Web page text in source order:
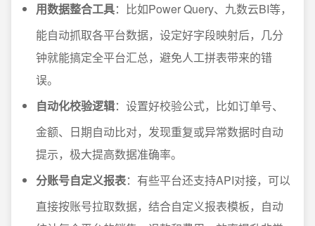
用数据整合工具：比如Power Query、九数云BI等，
能自动抓取各平台数据，设定好字段映射后，几分
钟就能搞定全平台汇总，避免人工拼表带来的错
误。
自动化校验逻辑：设置好校验公式，比如订单号、
金额、日期自动比对，发现重复或异常数据时自动
提示，极大提高数据准确率。
分账号自定义报表：有些平台还支持API对接，可以
直接按账号拉取数据，结合自定义报表模板，自动